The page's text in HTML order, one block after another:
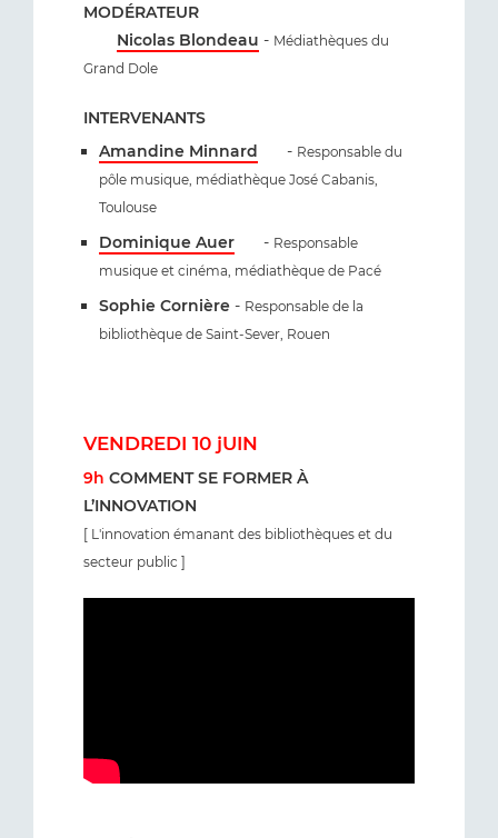
MODÉRATEUR
Nicolas Blondeau - Médiathèques du
Grand Dole
INTERVENANTS
Amandine Minnard
- Responsable du
pôle musique, médiathèque José Cabanis,
Toulouse
Dominique Auer - Responsable
musique et cinéma, médiathèque de Pacé
Sophie Cornière - Responsable de la
bibliothèque de Saint-Sever, Rouen
VENDREDI 10 jUIN
9h COMMENT SE FORMER À
L’INNOVATION
[ L'innovation émanant des bibliothèques et du
secteur public ]